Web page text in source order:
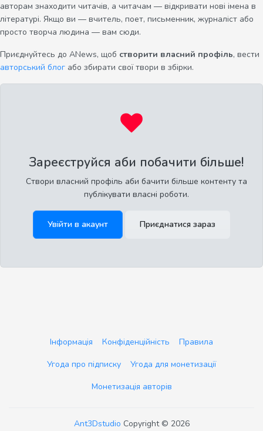
авторам знаходити читачів, а читачам — відкривати нові імена в
літературі. Якщо ви — вчитель, поет, письменник, журналіст або
просто творча людина — вам сюди.
Приєднуйтесь до ANews, щоб створити власний профіль, вести
авторський блог або збирати свої твори в збірки.
Зареєструйся аби побачити більше!
Створи власний профіль аби бачити більше контенту та
публікувати власні роботи.
Увійти в акаунт Приєднатися зараз
Інформація Конфіденційність
Правила
Угода про підписку
Угода для монетизації
Монетизація авторів
Ant3Dstudio Copyright © 2026